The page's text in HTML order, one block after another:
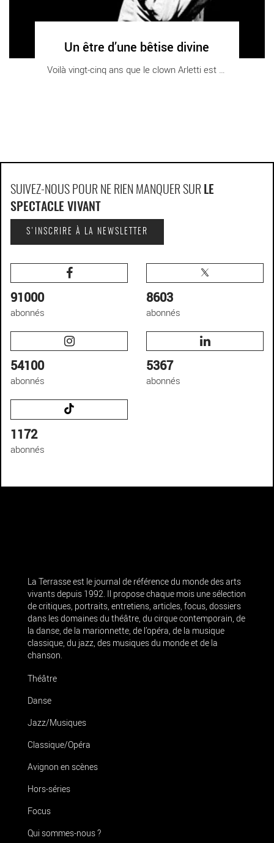
Un être d’une bêtise divine
Voilà vingt-cinq ans que le clown Arletti est [...]
SUIVEZ-NOUS POUR NE RIEN MANQUER SUR LE
SPECTACLE VIVANT
S'INSCRIRE À LA NEWSLETTER
91000
abonnés
8603
abonnés
54100
abonnés
5367
abonnés
1172
abonnés
La Terrasse est le journal de référence du monde des arts
vivants depuis 1992. Il propose chaque mois une sélection
de critiques, portraits, entretiens, articles, focus, dossiers
dans les domaines du théâtre, du cirque contemporain, de
la danse, de la marionnette, de l’opéra, de la musique
classique, du jazz, des musiques du monde et de la
chanson.
Théâtre
Danse
Jazz/Musiques
Classique/Opéra
Avignon en scènes
Hors-séries
Focus
Qui sommes-nous ?